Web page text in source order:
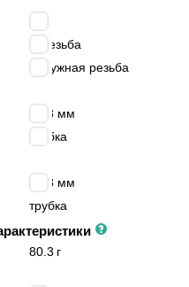
R резьба
наружная резьба
10/8 мм
трубка
10/8 мм
трубка
80.3 г